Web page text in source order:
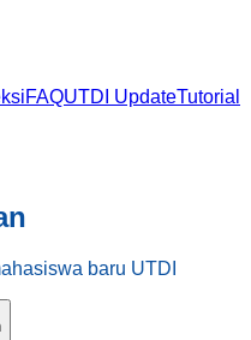
FAQUTDI UpdateTutorial
baru UTDI